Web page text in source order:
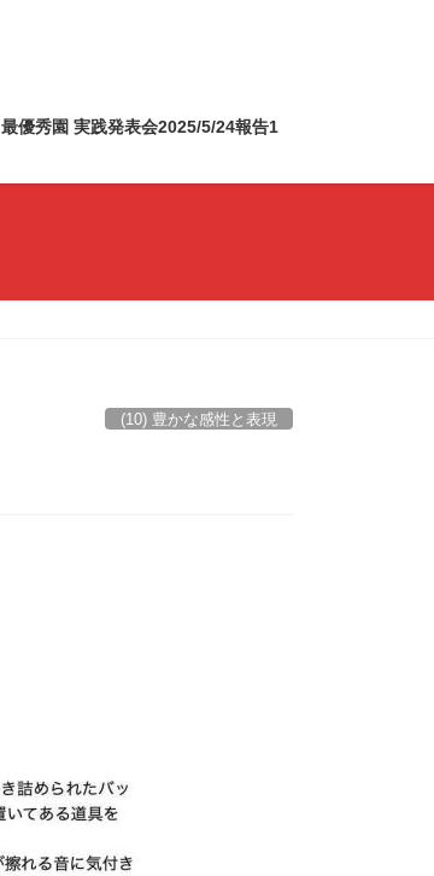
最優秀園 実践発表会2025/5/24報告1
(10) 豊かな感性と表現